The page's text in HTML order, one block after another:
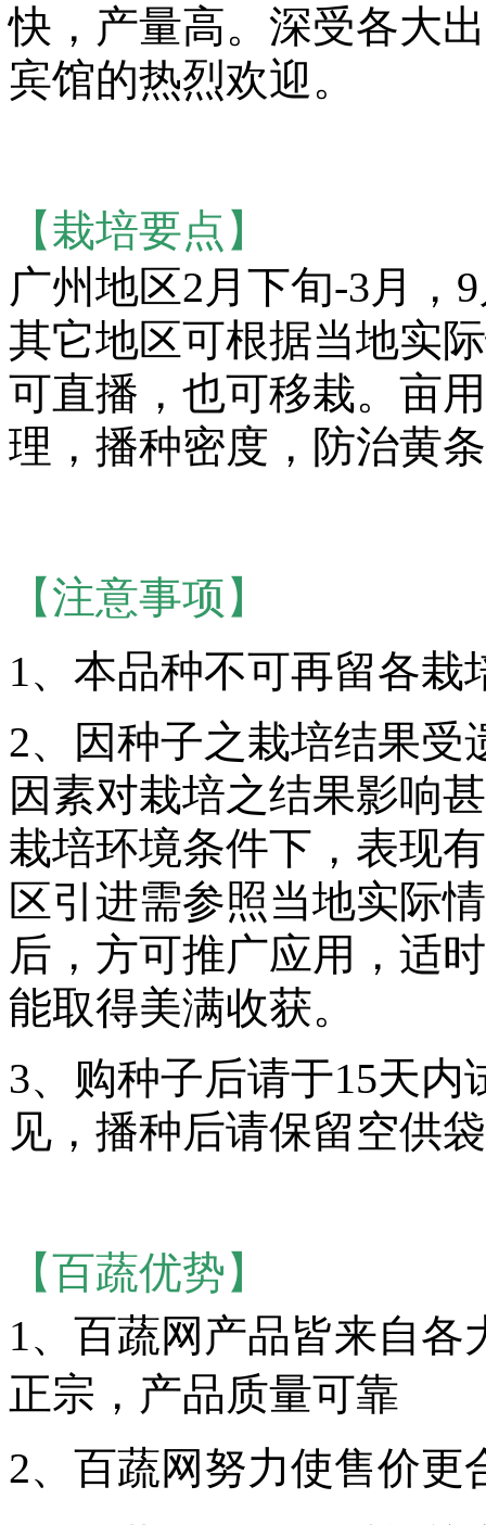
快，产量高。深受各大
宾馆的热烈欢迎。
【栽培要点】
广州地区2月下旬-3月，
其它地区可根据当地实
可直播，也可移栽。亩
理，播种密度，防治黄
【注意事项】
1、本品种不可再留各栽
2、因种子之栽培结果
因素对栽培之结果影响
栽培环境条件下，表现
区引进需参照当地实际
后，方可推广应用，适
能取得美满收获。
3、购种子后请于15天
见，播种后请保留空供
【百蔬优势】
1、 百蔬网产品皆来自各
正宗，产品质量可靠
2、百蔬网努力使售价更